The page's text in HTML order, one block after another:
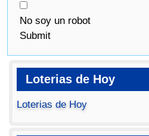
No soy un robot
Submit
Loterias de Hoy
Loterias de Hoy